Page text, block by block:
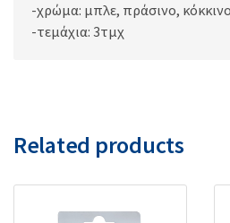
-χρώμα: μπλε, πράσινο, κόκκινο
-τεμάχια: 3τμχ
Related products